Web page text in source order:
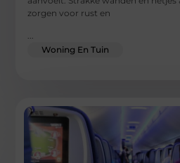
zorgen voor rust en
...
Woning En Tuin